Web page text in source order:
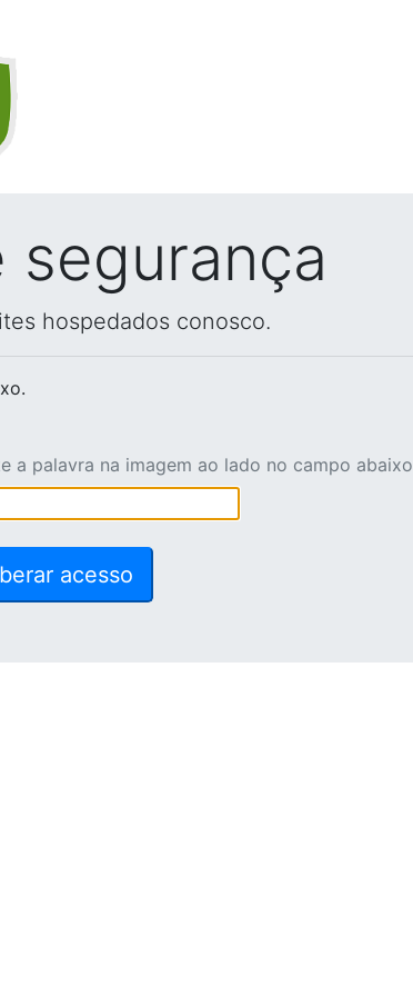
hospedados conosco.
a palavra na imagem ao lado no campo abaixo